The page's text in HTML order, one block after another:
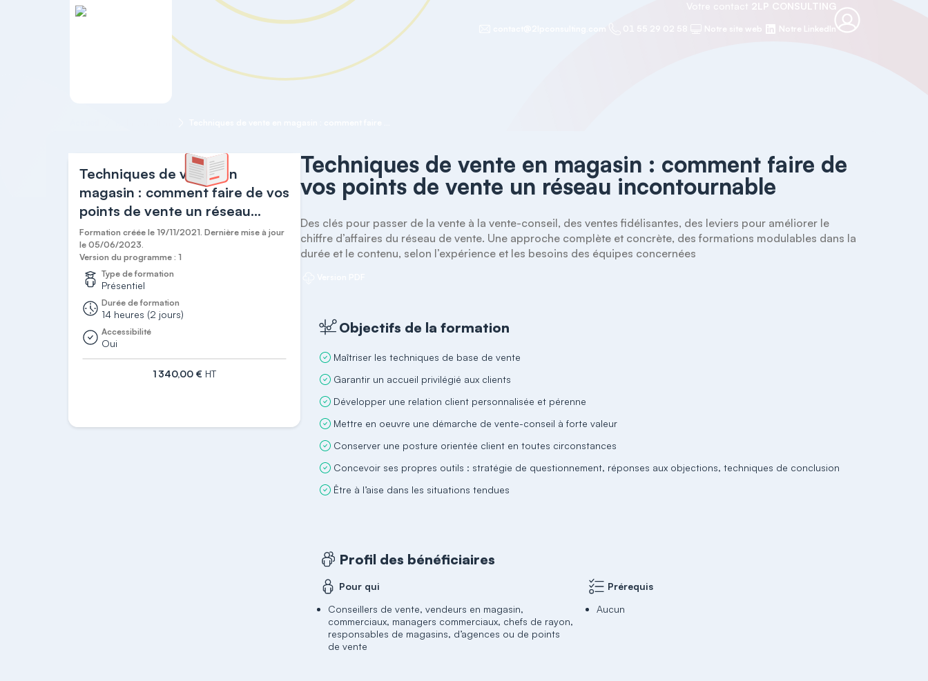
Votre contact 2LP CONSULTING
Notre site web Notre LinkedIn
Techniques de vente en
magasin : comment faire de vos
points de vente un réseau
incontournable
Formation créée le 19/11/2021. Dernière mise à jour
le 05/06/2023.
Version du programme : 1
Type de formation
Présentiel
Durée de formation
14 heures (2 jours)
Accessibilité
Oui
1 340,00 € HT
Techniques de vente en magasin : comment faire de
vos points de vente un réseau incontournable
Des clés pour passer de la vente à la vente-conseil, des ventes fidélisantes, des leviers pour améliorer le
chiffre d’affaires du réseau de vente. Une approche complète et concrète, des formations modulables dans la
durée et le contenu, selon l’expérience et les besoins des équipes concernées
Objectifs de la formation
Maîtriser les techniques de base de vente
Garantir un accueil privilégié aux clients
Développer une relation client personnalisée et pérenne
Mettre en oeuvre une démarche de vente-conseil à forte valeur
Conserver une posture orientée client en toutes circonstances
Concevoir ses propres outils : stratégie de questionnement, réponses aux objections, techniques de conclusion
Être à l’aise dans les situations tendues
Profil des bénéficiaires
Pour qui
Conseillers de vente, vendeurs en magasin,
commerciaux, managers commerciaux, chefs de rayon,
responsables de magasins, d’agences ou de points
de vente
Prérequis
Aucun